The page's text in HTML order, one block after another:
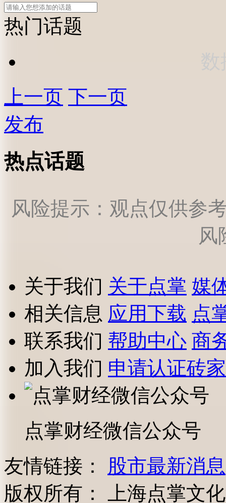
热门话题
上一页 下一页
发布
热点话题
风险提示：观点仅供参
风
关于我们 关于点掌 媒
相关信息 应用下载 点
联系我们 帮助中心 商
加入我们 申请认证砖家
点掌财经微信公众号
友情链接：
股市最新消息
版权所有：
上海点掌文